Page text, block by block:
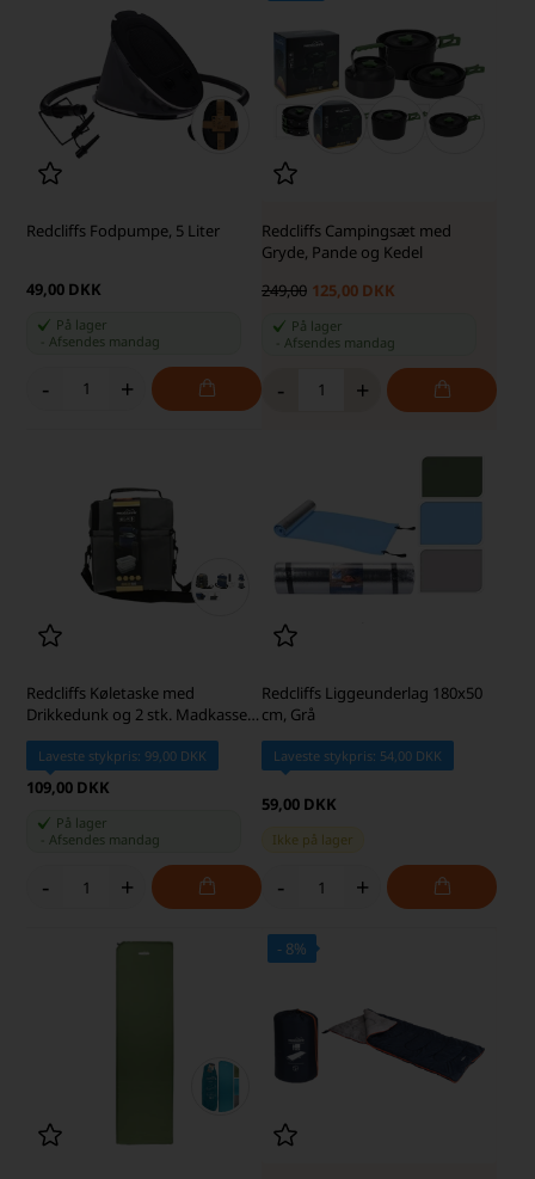
Redcliffs Fodpumpe, 5 Liter
49,00 DKK
På lager
Afsendes mandag
- +
Redcliffs Campingsæt med
Gryde, Pande og Kedel
249,00 125,00 DKK
På lager
Afsendes mandag
- +
Redcliffs Køletaske med
Drikkedunk og 2 stk. Madkasser,
Grå
Laveste stykpris: 99,00 DKK
109,00 DKK
På lager
-Afsendes mandag
- +
Redcliffs Liggeunderlag 180x50
cm, Grå
Laveste stykpris: 54,00 DKK
59,00 DKK
Ikke på lager
- +
- 8%